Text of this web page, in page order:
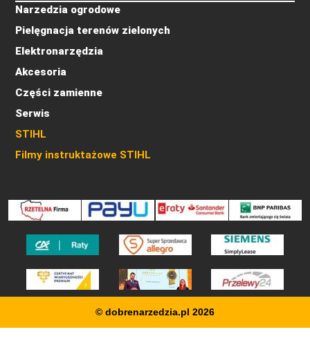
Narzedzia ogrodowe
Pielęgnacja terenów zielonych
Elektronarzędzia
Akcesoria
Części zamienne
Serwis
STIHL
Filmy instruktażowe STIHL
© dobrenarzedzia.pl 2026